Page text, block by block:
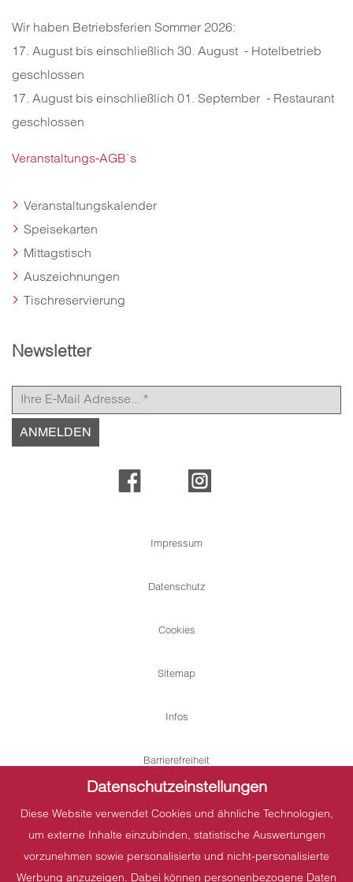
Datenschutzeinstellungen
Diese Website verwendet Cookies und ähnliche Technologien,
um externe Inhalte einzubinden, statistische Auswertungen
vorzunehmen sowie personalisierte und nicht-personalisierte
Werbung anzuzeigen. Dabei können personenbezogene Daten
Wir haben Betriebsferien Sommer 2026:
17. August bis einschließlich 30. August - Hotelbetrieb
geschlossen
17. August bis einschließlich 01. September - Restaurant
geschlossen
Veranstaltungs-AGB`s
Veranstaltungskalender
Speisekarten
Mittagstisch
Auszeichnungen
Tischreservierung
Newsletter
Impressum
Datenschutz
Cookies
Sitemap
Infos
Barrierefreiheit
Auszeichnungen & Bewertungen